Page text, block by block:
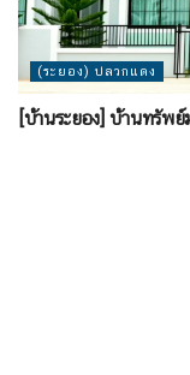
(ระยอง) ปลวกแดง
[บ้านระยอง] บ้านทรัพ